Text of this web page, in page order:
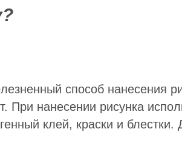
способ нанесения
При нанесении рисунка
клей, краски и блестки.